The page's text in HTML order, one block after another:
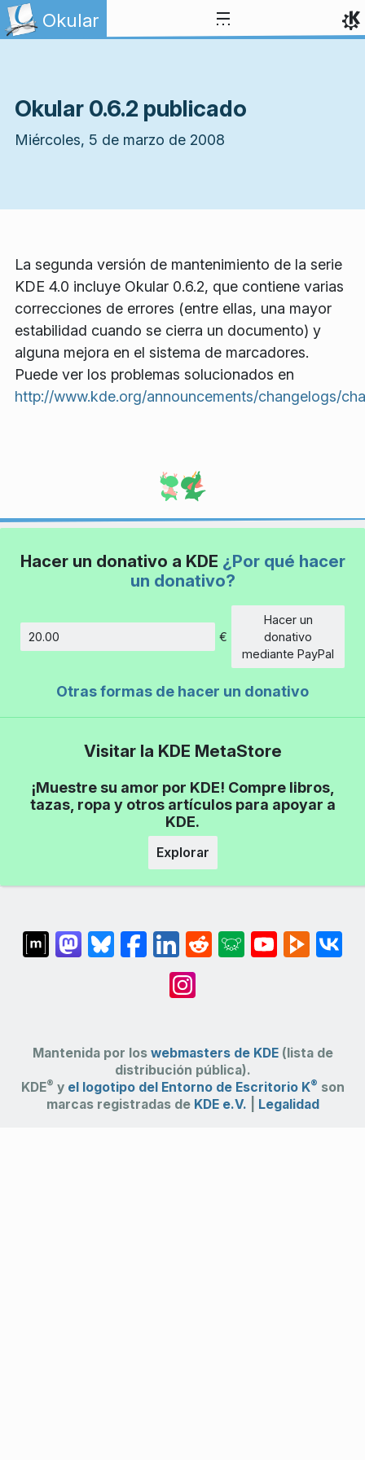
Ir al contenido
Okular
Okular 0.6.2 publicado
Miércoles, 5 de marzo de 2008
La segunda versión de mantenimiento de la serie
KDE 4.0 incluye Okular 0.6.2, que contiene varias
correcciones de errores (entre ellas, una mayor
estabilidad cuando se cierra un documento) y
alguna mejora en el sistema de marcadores.
Puede ver los problemas solucionados en
http://www.kde.org/announcements/changelogs/
Hacer un donativo a KDE ¿Por qué hacer
un donativo?
Cantidad
€
Hacer un
donativo
mediante PayPal
Otras formas de hacer un donativo
Visitar la KDE MetaStore
¡Muestre su amor por KDE! Compre libros,
tazas, ropa y otros artículos para apoyar a
KDE.
Explorar
Mantenida por los webmasters de KDE(lista de
distribución pública).
KDE® y el logotipo del Entorno de Escritorio K® son
marcas registradas de KDE e.V. Legalidad